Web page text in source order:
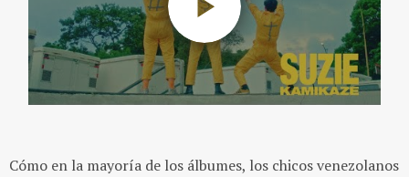
Cómo en la mayoría de los álbumes, los chicos venezolanos